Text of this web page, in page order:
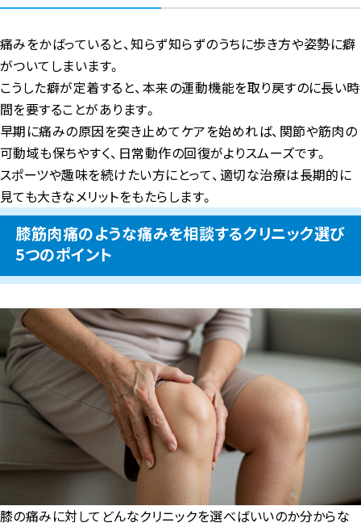
痛みをかばっていると、知らず知らずのうちに歩き方や姿勢に癖
がついてしまいます。
こうした癖が定着すると、本来の運動機能を取り戻すのに長い時
間を要することがあります。
早期に痛みの原因を突き止めてケアを始めれば、関節や筋肉の
可動域も保ちやすく、日常動作の回復がよりスムーズです。
スポーツや趣味を続けたい方にとって、適切な治療は長期的に
見ても大きなメリットをもたらします。
膝筋肉痛のような痛みを相談するクリニック選び
5つのポイント
膝の痛みに対してどんなクリニックを選べばいいのか分からな